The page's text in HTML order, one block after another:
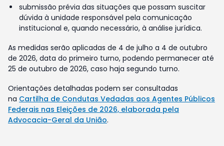
submissão prévia das situações que possam suscitar
dúvida à unidade responsável pela comunicação
institucional e, quando necessário, à análise jurídica.
As medidas serão aplicadas de 4 de julho a 4 de outubro
de 2026, data do primeiro turno, podendo permanecer até
25 de outubro de 2026, caso haja segundo turno.
Orientações detalhadas podem ser consultadas
na Cartilha de Condutas Vedadas aos Agentes Públicos
Federais nas Eleições de 2026, elaborada pela
Advocacia-Geral da União.